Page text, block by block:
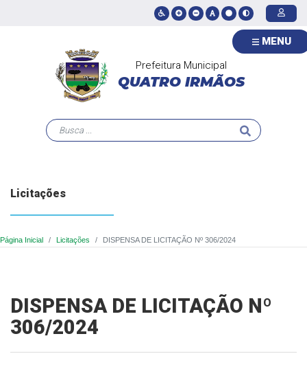
Prefeitura Municipal
QUATRO IRMÃOS
MENU
Licitações
Página Inicial Licitações DISPENSA DE LICITAÇÃO Nº 306/2024
DISPENSA DE LICITAÇÃO Nº
306/2024